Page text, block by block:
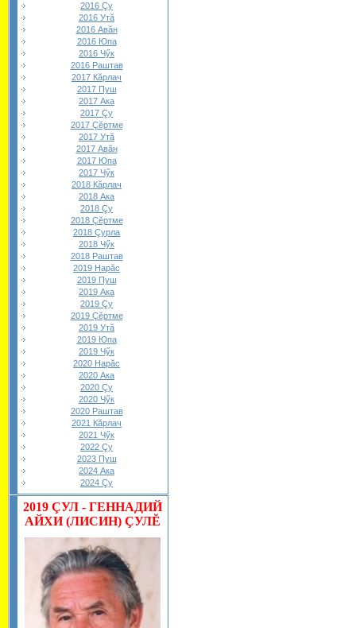
2016 Çу
2016 Утă
2016 Авăн
2016 Юпа
2016 Чӳк
2016 Раштав
2017 Кăрлач
2017 Пуш
2017 Ака
2017 Çу
2017 Çĕртме
2017 Утă
2017 Авăн
2017 Юпа
2017 Чӳк
2018 Кăрлач
2018 Ака
2018 Çу
2018 Çĕртме
2018 Çурла
2018 Чӳк
2018 Раштав
2019 Нарăс
2019 Пуш
2019 Ака
2019 Çу
2019 Çĕртме
2019 Утă
2019 Юпа
2019 Чӳк
2020 Нарăс
2020 Ака
2020 Çу
2020 Чӳк
2020 Раштав
2021 Кăрлач
2021 Чӳк
2022 Çу
2023 Пуш
2024 Ака
2024 Çу
2019 ÇУЛ - ГЕННАДИЙ
АЙХИ (ЛИСИН) ÇУЛĔ